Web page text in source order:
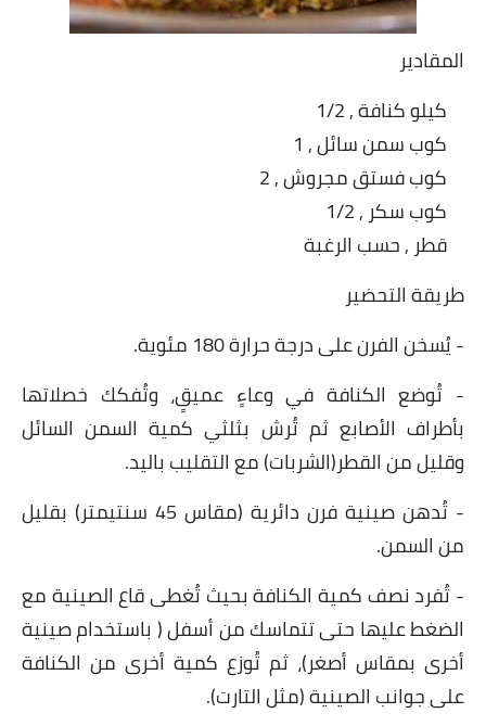
وصفات فيديو
حلا الأعياد
مشروب وحلا
حلويات
حلويات العيد
مواضيع ست البيت
قصص مطبخ مصورة
المقادير
كيلو كنافة , 1/2
كوب سمن سائل , 1
كوب فستق مجروش , 2
كوب سكر , 1/2
قطر , حسب الرغبة
طريقة التحضير
- يُسخن الفرن على درجة حرارة 180 مئوية.
- تُوضع الكنافة في وعاءٍ عميقٍ، وتُفكك خصلاتها
بأطراف الأصابع ثم تُرش بثلثي كمية السمن السائل
وقليل من القطر(الشربات) مع التقليب باليد.
- تُدهن صينية فرن دائرية (مقاس 45 سنتيمتر) بقليل
من السمن.
- تُفرد نصف كمية الكنافة بحيث تُغطى قاع الصينية مع
الضغط عليها حتى تتماسك من أسفل ( باستخدام صينية
أخرى بمقاس أصغر)، ثم تُوزع كمية أخرى من الكنافة
على جوانب الصينية (مثل التارت).